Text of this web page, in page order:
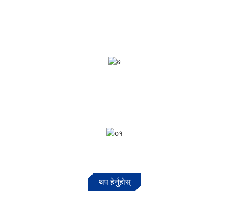
थप हेर्नुहोस्